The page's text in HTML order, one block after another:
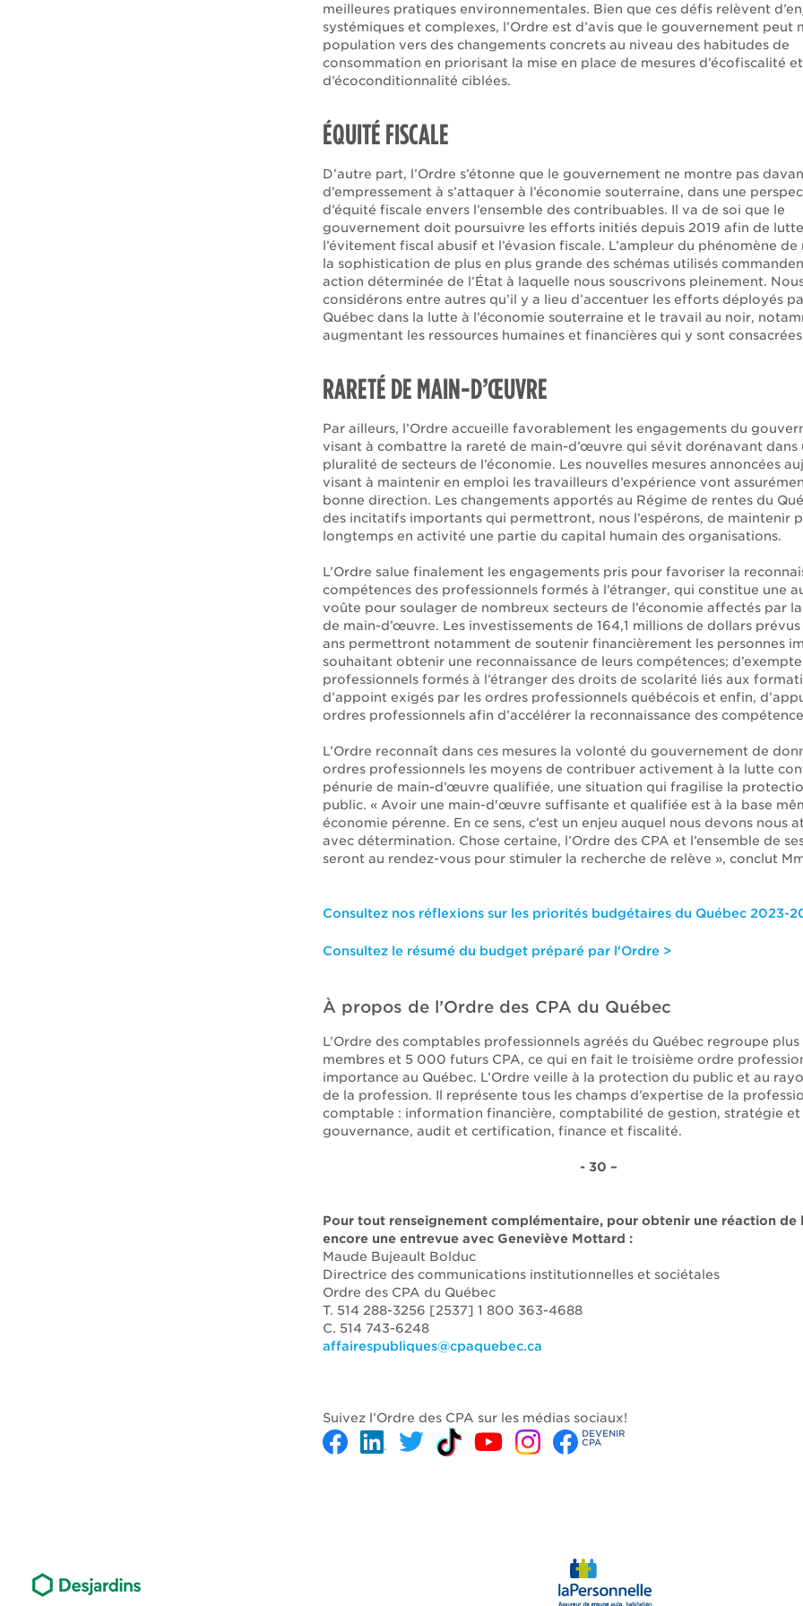
meilleures pratiques environnementales. Bien que ces défis relèvent
systémiques et complexes, l’Ordre est d’avis que le gouvernement peut
population vers des changements concrets au niveau des habitudes de
consommation en priorisant la mise en place de mesures d’écofiscalité et
d’écoconditionnalité ciblées.
ÉQUITÉ FISCALE
D’autre part, l’Ordre s’étonne que le gouvernement ne montre pas
d’empressement à s’attaquer à l’économie souterraine, dans une
d’équité fiscale envers l’ensemble des contribuables. Il va de soi que le
gouvernement doit poursuivre les efforts initiés depuis 2019 afin de
l’évitement fiscal abusif et l’évasion fiscale. L’ampleur du phénomène de
la sophistication de plus en plus grande des schémas utilisés
action déterminée de l’État à laquelle nous souscrivons pleinement.
considérons entre autres qu’il y a lieu d’accentuer les efforts déployés
Québec dans la lutte à l’économie souterraine et le travail au noir,
augmentant les ressources humaines et financières qui y sont
RARETÉ DE MAIN-D’ŒUVRE
Par ailleurs, l’Ordre accueille favorablement les engagements du
visant à combattre la rareté de main-d’œuvre qui sévit dorénavant dans
pluralité de secteurs de l’économie. Les nouvelles mesures annoncées
visant à maintenir en emploi les travailleurs d’expérience vont
bonne direction. Les changements apportés au Régime de rentes du
des incitatifs importants qui permettront, nous l’espérons, de maintenir
longtemps en activité une partie du capital humain des organisations.
L’Ordre salue finalement les engagements pris pour favoriser la
compétences des professionnels formés à l’étranger, qui constitue une
voûte pour soulager de nombreux secteurs de l’économie affectés par
de main-d’œuvre. Les investissements de 164,1 millions de dollars
ans permettront notamment de soutenir financièrement les personnes
souhaitant obtenir une reconnaissance de leurs compétences;
professionnels formés à l’étranger des droits de scolarité liés aux
d’appoint exigés par les ordres professionnels québécois et enfin,
ordres professionnels afin d’accélérer la reconnaissance des
L’Ordre reconnaît dans ces mesures la volonté du gouvernement de
ordres professionnels les moyens de contribuer activement à la lutte
pénurie de main-d’œuvre qualifiée, une situation qui fragilise la
public. « Avoir une main-d'œuvre suffisante et qualifiée est à la base
économie pérenne. En ce sens, c’est un enjeu auquel nous devons nous
avec détermination. Chose certaine, l’Ordre des CPA et l’ensemble de
seront au rendez-vous pour stimuler la recherche de relève », conclut
Consultez nos réflexions sur les priorités budgétaires du Québec 2023-
Consultez le résumé du budget préparé par l'Ordre >
À propos de l’Ordre des CPA du Québec
L’Ordre des comptables professionnels agréés du Québec regroupe
membres et 5 000 futurs CPA, ce qui en fait le troisième ordre
importance au Québec. L’Ordre veille à la protection du public et au
de la profession. Il représente tous les champs d’expertise de la
comptable : information financière, comptabilité de gestion, stratégie et
gouvernance, audit et certification, finance et fiscalité.
- 30 –
Pour tout renseignement complémentaire, pour obtenir une réaction de
encore une entrevue avec Geneviève Mottard :
Maude Bujeault Bolduc
Directrice des communications institutionnelles et sociétales
Ordre des CPA du Québec
T. 514 288-3256 [2537] 1 800 363-4688
C. 514 743-6248
affairespubliques@cpaquebec.ca
Suivez l’Ordre des CPA sur les médias sociaux!
DEVENIR
CPA